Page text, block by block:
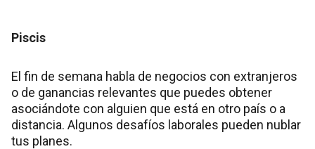
Piscis
El fin de semana habla de negocios con extranjeros
o de ganancias relevantes que puedes obtener
asociándote con alguien que está en otro país o a
distancia. Algunos desafíos laborales pueden nublar
tus planes.